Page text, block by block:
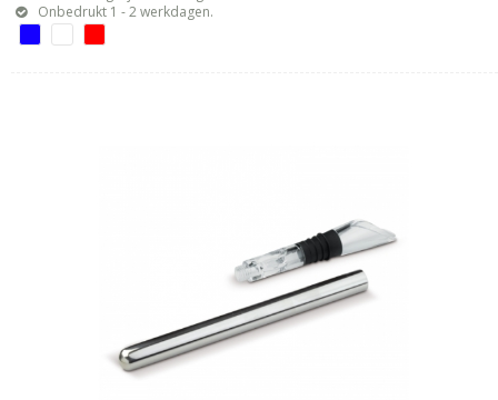
Onbedrukt 1 - 2 werkdagen.